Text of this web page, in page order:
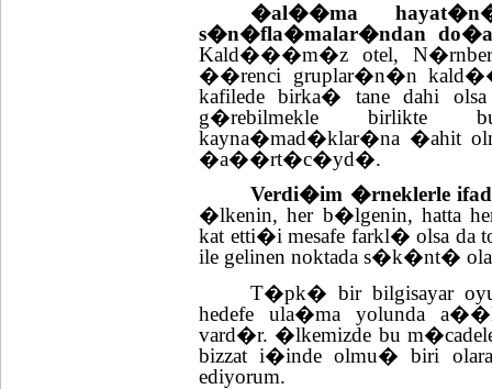
�al��ma
s�n�fla�malar�ndan
Kald���m�z otel,
��renci gruplar�n�n
kafilede birka� tane dahi
g�rebilmekle birlikte
kayna�mad�klar�na �ahit
�a��rt�c�yd�.
Verdi�im �rneklerle
�lkenin, her b�lgenin, hatta
kat etti�i mesafe farkl� olsa
ile gelinen noktada s�k�nt�
T�pk� bir bilgisayar
hedefe ula�ma yolunda
vard�r. �lkemizde bu
bizzat i�inde olmu� biri
ediyorum.